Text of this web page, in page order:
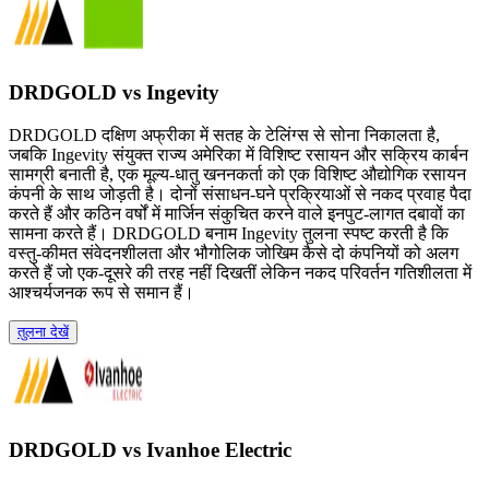
DRDGOLD vs Ingevity
DRDGOLD दक्षिण अफ्रीका में सतह के टेलिंग्स से सोना निकालता है,
जबकि Ingevity संयुक्त राज्य अमेरिका में विशिष्ट रसायन और सक्रिय कार्बन
सामग्री बनाती है, एक मूल्य-धातु खननकर्ता को एक विशिष्ट औद्योगिक रसायन
कंपनी के साथ जोड़ती है। दोनों संसाधन-घने प्रक्रियाओं से नकद प्रवाह पैदा
करते हैं और कठिन वर्षों में मार्जिन संकुचित करने वाले इनपुट-लागत दबावों का
सामना करते हैं। DRDGOLD बनाम Ingevity तुलना स्पष्ट करती है कि
वस्तु-कीमत संवेदनशीलता और भौगोलिक जोखिम कैसे दो कंपनियों को अलग
करते हैं जो एक-दूसरे की तरह नहीं दिखतीं लेकिन नकद परिवर्तन गतिशीलता में
आश्चर्यजनक रूप से समान हैं।
तुलना देखें
DRDGOLD vs Ivanhoe Electric